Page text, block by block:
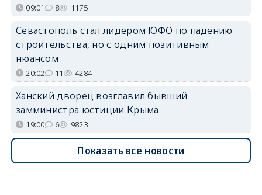
09:01 8 1175
Севастополь стал лидером ЮФО по падению
строительства, но с одним позитивным
нюансом
20:02 11 4284
Ханский дворец возглавил бывший
замминистра юстиции Крыма
19:00 6 9823
Показать все новости